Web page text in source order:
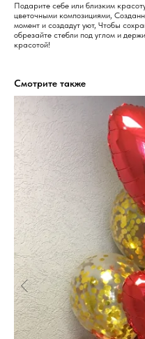
Подарите себе или близким
цветочными композициями,
момент и создадут уют, Чтобы
обрезайте стебли под углом и
красотой!
Смотрите также